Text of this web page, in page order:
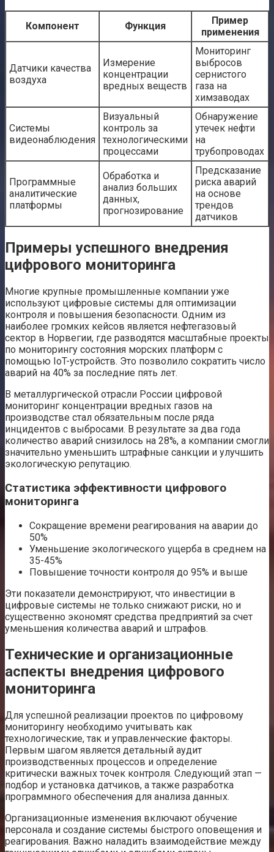
Компонент Функция
Пример
применения
Датчики качества
воздуха
Измерение
концентрации
вредных веществ
Мониторинг
выбросов
сернистого
газа на
химзаводах
Системы
видеонаблюдения
Визуальный
контроль за
технологическими
процессами
Обнаружение
утечек нефти
на
трубопроводах
Программные
аналитические
платформы
Обработка и
анализ больших
данных,
прогнозирование
Предсказание
риска аварий
на основе
трендов
датчиков
Примеры успешного внедрения
цифрового мониторинга
Многие крупные промышленные компании уже
используют цифровые системы для оптимизации
контроля и повышения безопасности. Одним из
наиболее громких кейсов является нефтегазовый
сектор в Норвегии, где разводятся масштабные проекты
по мониторингу состояния морских платформ с
помощью IoT-устройств. Это позволило сократить число
аварий на 40% за последние пять лет.
В металлургической отрасли России цифровой
мониторинг концентрации вредных газов на
производстве стал обязательным после ряда
инцидентов с выбросами. В результате за два года
количество аварий снизилось на 28%, а компании смогли
значительно уменьшить штрафные санкции и улучшить
экологическую репутацию.
Статистика эффективности цифрового
мониторинга
Сокращение времени реагирования на аварии до
50%
Уменьшение экологического ущерба в среднем на
35-45%
Повышение точности контроля до 95% и выше
Эти показатели демонстрируют, что инвестиции в
цифровые системы не только снижают риски, но и
существенно экономят средства предприятий за счет
уменьшения количества аварий и штрафов.
Технические и организационные
аспекты внедрения цифрового
мониторинга
Для успешной реализации проектов по цифровому
мониторингу необходимо учитывать как
технологические, так и управленческие факторы.
Первым шагом является детальный аудит
производственных процессов и определение
критически важных точек контроля. Следующий этап —
подбор и установка датчиков, а также разработка
программного обеспечения для анализа данных.
Организационные изменения включают обучение
персонала и создание системы быстрого оповещения и
реагирования. Важно наладить взаимодействие между